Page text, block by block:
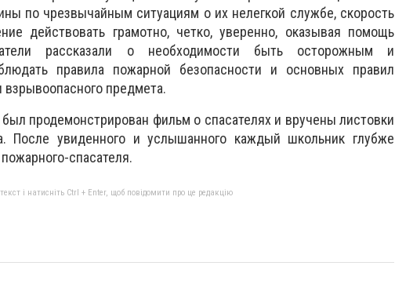
по чрезвычайным ситуациям о их нелегкой службе, скорость
действовать грамотно, четко, уверенно, оказывая помощь
рассказали о необходимости быть осторожным и
правила пожарной безопасности и основных правил
предмета.
продемонстрирован фильм о спасателях и вручены листовки
После увиденного и услышанного каждый школьник глубже
спасателя.
і натисніть Ctrl + Enter, щоб повідомити про це редакцію